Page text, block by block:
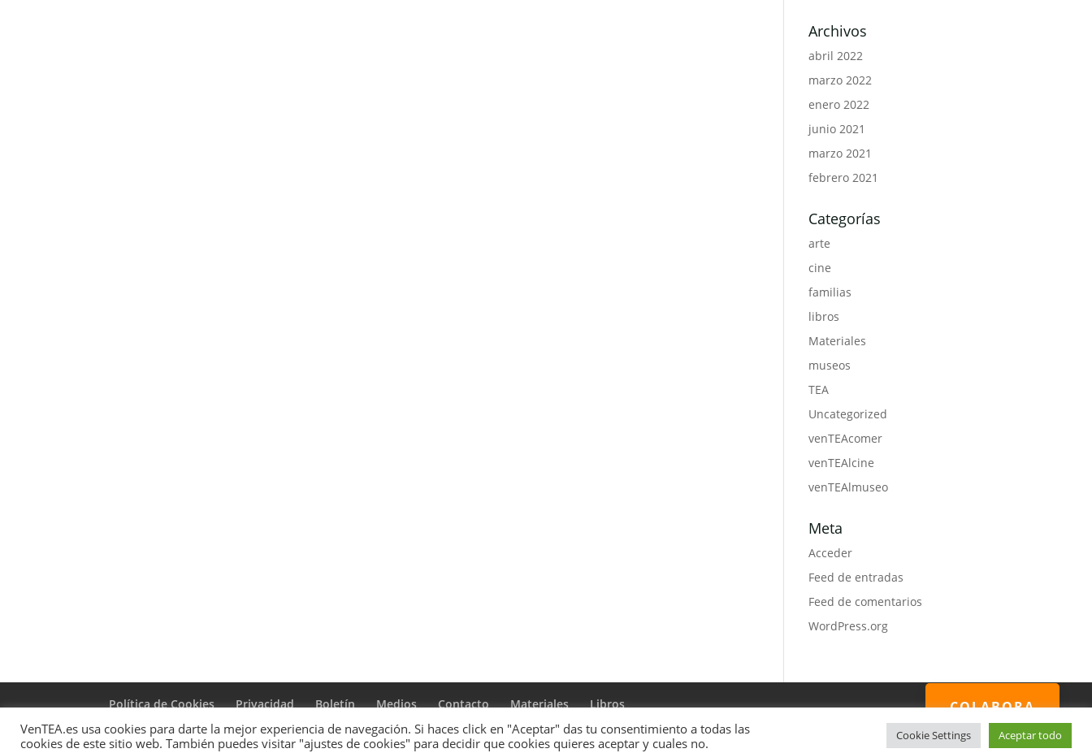
Archivos
abril 2022
marzo 2022
enero 2022
junio 2021
marzo 2021
febrero 2021
Categorías
arte
cine
familias
libros
Materiales
museos
TEA
Uncategorized
venTEAcomer
venTEAlcine
venTEAlmuseo
Meta
Acceder
Feed de entradas
Feed de comentarios
WordPress.org
Política de Cookies Privacidad Boletín Medios Contacto Materiales Libros
VenTEA.es usa cookies para darte la mejor experiencia de navegación. Si haces click en "Aceptar" das tu consentimiento a todas las
cookies de este sitio web. También puedes visitar "ajustes de cookies" para decidir que cookies quieres aceptar y cuales no.
Cookie Settings Aceptar todo
COLABORA